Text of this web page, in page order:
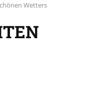
Wetters